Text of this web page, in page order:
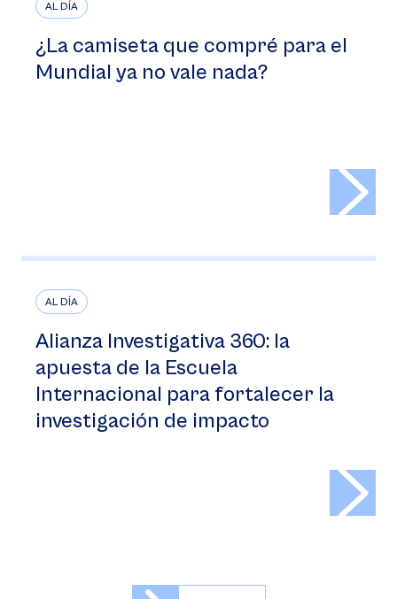
AL DÍA
¿La camiseta que compré para el
Mundial ya no vale nada?
AL DÍA
Alianza Investigativa 360: la
apuesta de la Escuela
Internacional para fortalecer la
investigación de impacto